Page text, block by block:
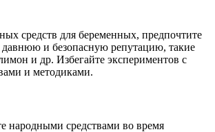
средств для беременных, предпочтите
и безопасную репутацию, такие
и др. Избегайте экспериментов с
и методиками.
народными средствами во время